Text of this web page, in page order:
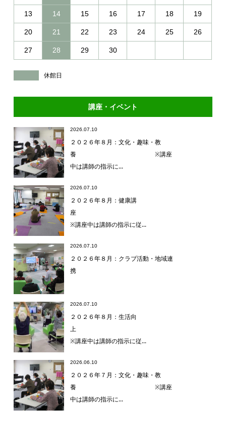
13 14 15 16 17 18 19
20 21 22 23 24 25 26
27 28 29 30
休館日
講座・イベント
2026.07.10
２０２６年８月：文化・趣味・教
養 ※講座
中は講師の指示に...
2026.07.10
２０２６年８月：健康講
座
※講座中は講師の指示に従...
2026.07.10
２０２６年８月：クラブ活動・地域連
携
2026.07.10
２０２６年８月：生活向
上
※講座中は講師の指示に従...
2026.06.10
２０２６年７月：文化・趣味・教
養 ※講座
中は講師の指示に...